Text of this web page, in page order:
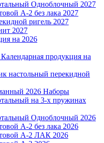
Одноблочный 2027
А-2 без лака 2027
ригель 2027
2027
на 2026
продукция на
настольный перекидной
2026 Наборы
на 3-х пружинах
Одноблочный 2026
А-2 без лака 2026
А-2 ЛАК 2026